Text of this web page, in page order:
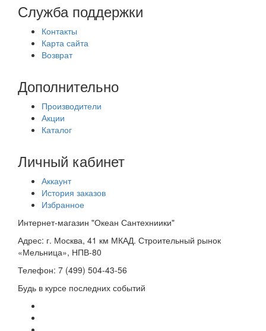
Служба поддержки
Контакты
Карта сайта
Возврат
Дополнительно
Производители
Акции
Каталог
Личный кабинет
Аккаунт
История заказов
Избранное
Интернет-магазин "Океан Сантехниики"
Адрес: г. Москва, 41 км МКАД. Строительный рынок
«Мельница», НПВ-80
Телефон: 7 (499) 504-43-56
Будь в курсе последних событий